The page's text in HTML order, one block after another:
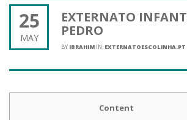
25
MAY
EXTERNATO
PEDRO
BY IBRAHIM IN: EXTERNATOESCOLINHA.PT
Content